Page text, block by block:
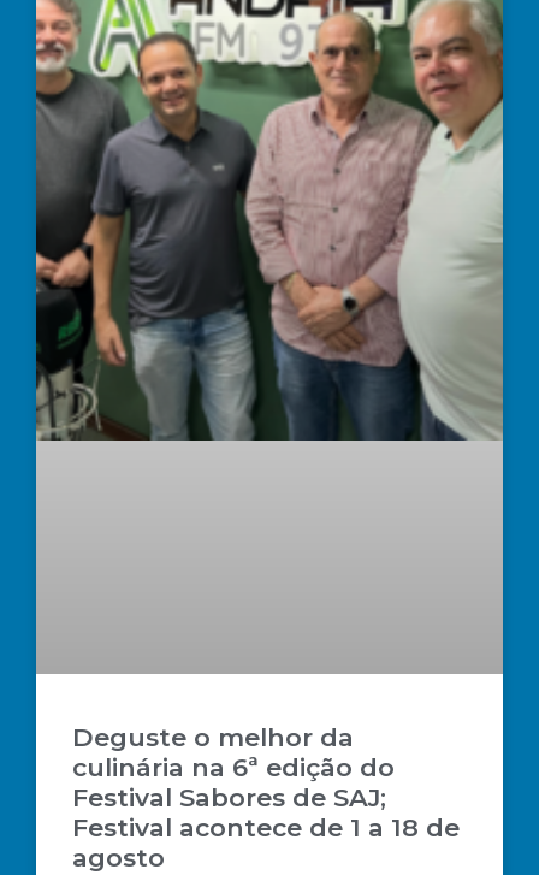
Deguste o melhor da
culinária na 6ª edição do
Festival Sabores de SAJ;
Festival acontece de 1 a 18 de
agosto